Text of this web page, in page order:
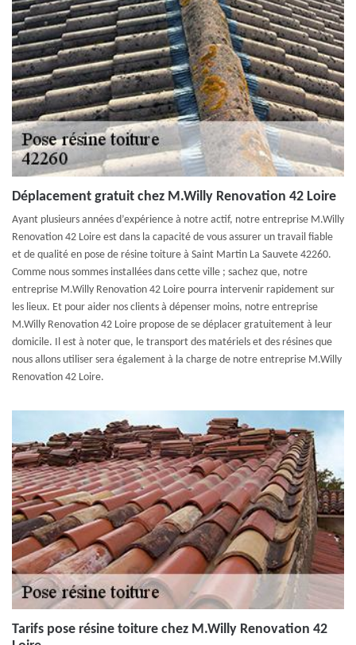
Déplacement gratuit chez M.Willy Renovation 42 Loire
Ayant plusieurs années d’expérience à notre actif, notre entreprise M.Willy
Renovation 42 Loire est dans la capacité de vous assurer un travail fiable
et de qualité en pose de résine toiture à Saint Martin La Sauvete 42260.
Comme nous sommes installées dans cette ville ; sachez que, notre
entreprise M.Willy Renovation 42 Loire pourra intervenir rapidement sur
les lieux. Et pour aider nos clients à dépenser moins, notre entreprise
M.Willy Renovation 42 Loire propose de se déplacer gratuitement à leur
domicile. Il est à noter que, le transport des matériels et des résines que
nous allons utiliser sera également à la charge de notre entreprise M.Willy
Renovation 42 Loire.
Tarifs pose résine toiture chez M.Willy Renovation 42